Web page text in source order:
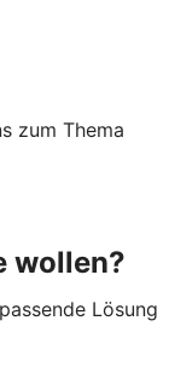
zum Thema
wollen?
Lösung